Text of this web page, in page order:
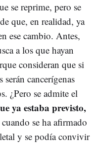
se reprime, pero se
que, en realidad, ya
ese cambio. Antes,
a los que hayan
consideran que si
serán cancerígenas
¿Pero se admite el
ya estaba previsto,
cuando se ha afirmado
y se podía convivir